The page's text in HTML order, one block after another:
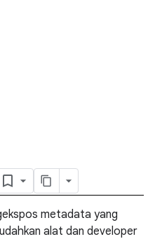
metadata yang
alat dan developer